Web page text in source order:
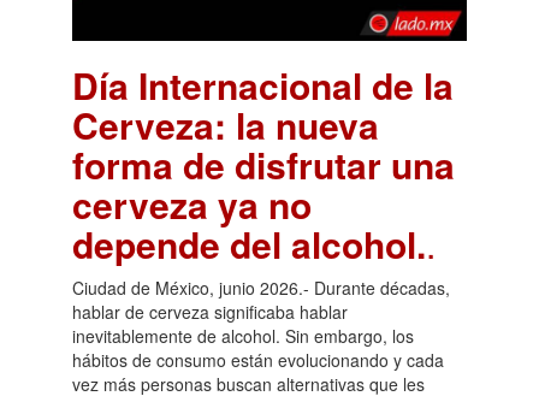
Día Internacional de la
Cerveza: la nueva
forma de disfrutar una
cerveza ya no
depende del alcohol..
Ciudad de México, junio 2026.- Durante décadas,
hablar de cerveza significaba hablar
inevitablemente de alcohol. Sin embargo, los
hábitos de consumo están evolucionando y cada
vez más personas buscan alternativas que les